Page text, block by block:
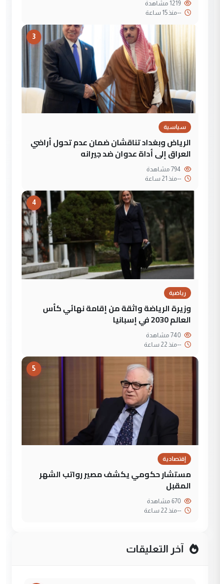
--منذ 15 ساعة
3
سياسية
الرياض وبغداد تناقشان ضمان عدم تحول أراضي
العراق إلى أداة عدوان ضد جيرانه
--منذ 21 ساعة
4
رياضية
وزيرة الرياضة واثقة من إقامة نهائي كأس
العالم 2030 في إسبانيا
--منذ 22 ساعة
5
إقتصادية
مستشار حكومي يكشف مصير رواتب الشهر
المقبل
--منذ 22 ساعة
آخر التعليقات